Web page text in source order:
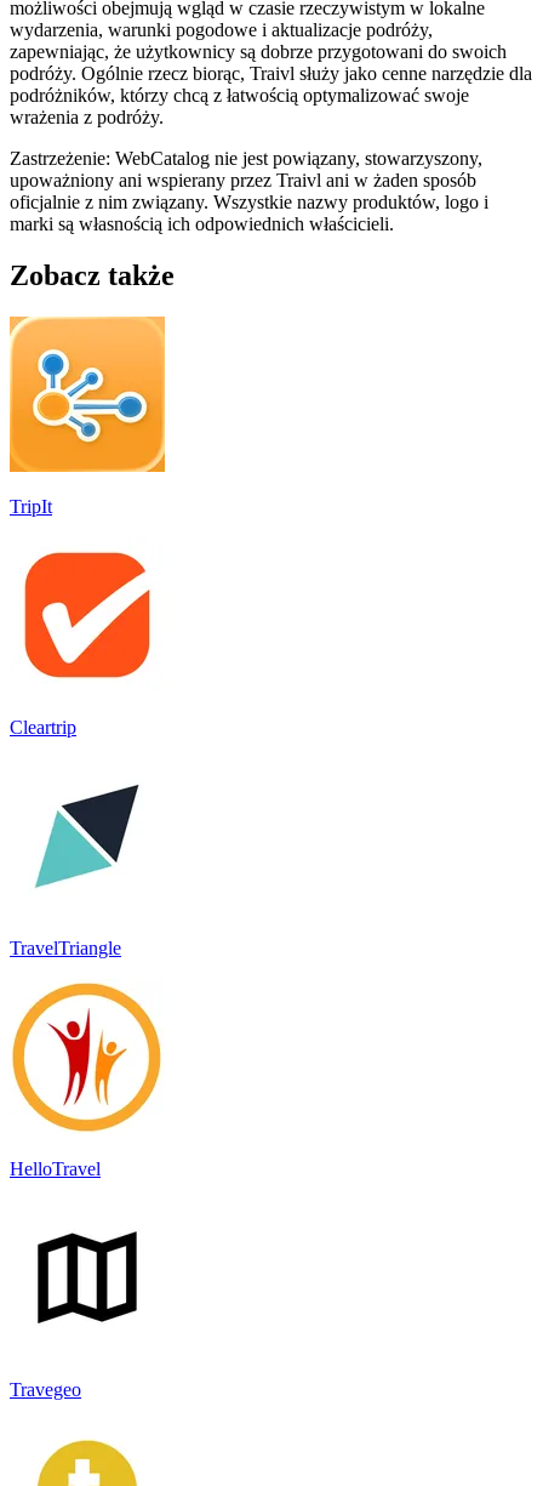
możliwości obejmują wgląd w czasie rzeczywistym w lokalne
wydarzenia, warunki pogodowe i aktualizacje podróży,
zapewniając, że użytkownicy są dobrze przygotowani do swoich
podróży. Ogólnie rzecz biorąc, Traivl służy jako cenne narzędzie dla
podróżników, którzy chcą z łatwością optymalizować swoje
wrażenia z podróży.
Zastrzeżenie: WebCatalog nie jest powiązany, stowarzyszony,
upoważniony ani wspierany przez Traivl ani w żaden sposób
oficjalnie z nim związany. Wszystkie nazwy produktów, logo i
marki są własnością ich odpowiednich właścicieli.
Zobacz także
TripIt
Cleartrip
TravelTriangle
HelloTravel
Travegeo